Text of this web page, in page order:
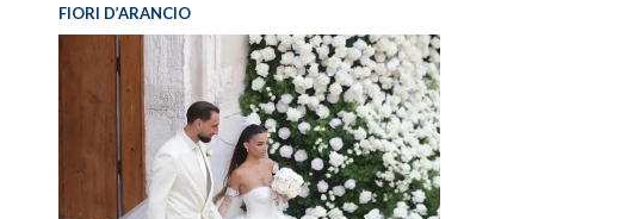
FIORI D’ARANCIO